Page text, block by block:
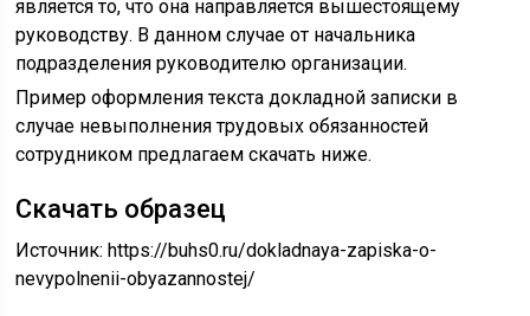
является то, что она направляется вышестоящему
руководству. В данном случае от начальника
подразделения руководителю организации.
Пример оформления текста докладной записки в
случае невыполнения трудовых обязанностей
сотрудником предлагаем скачать ниже.
Скачать образец
Источник:https://buhs0.ru/dokladnaya-zapiska-o-
nevypolnenii-obyazannostej/